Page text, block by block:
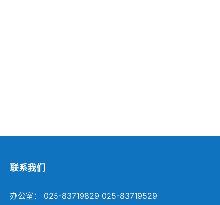
联系我们
办公室： 025-83719829 025-83719529